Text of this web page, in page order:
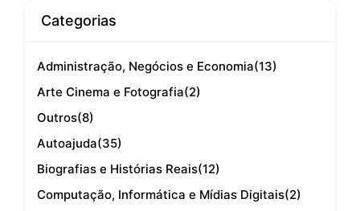
Categorias
Administração, Negócios e Economia(13)
Arte Cinema e Fotografia(2)
Outros(8)
Autoajuda(35)
Biografias e Histórias Reais(12)
Computação, Informática e Mídias Digitais(2)